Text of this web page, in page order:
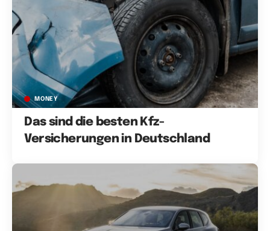
MONEY
Das sind die besten Kfz-
Versicherungen in Deutschland